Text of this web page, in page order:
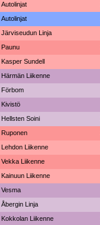
Autolinjat
Autolinjat
Järviseudun Linja
Paunu
Kasper Sundell
Härmän Liikenne
Förbom
Kivistö
Hellsten Soini
Ruponen
Lehdon Liikenne
Vekka Liikenne
Kainuun Liikenne
Vesma
Åbergin Linja
Kokkolan Liikenne